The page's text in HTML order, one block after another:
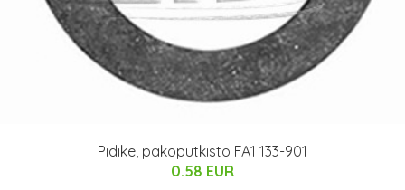
Pidike, pakoputkisto FA1 133-901
0.58 EUR